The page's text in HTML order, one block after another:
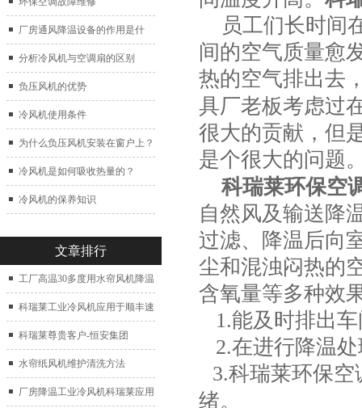
厂房通风降温设备的作用是什
么？
分析冷风机与空调扇的区别
负压风机的优势
冷风机使用条件
为什么负压风机安装在窗户上？
冷风机是如何吸收热量的？
冷风机的保养知识
文章排行
工厂高温30多度用水帘风机降温
科瑞莱工业冷风机应用于顺丰速
运仓库通风降温
科瑞莱尊贵客户-恒安集团
水帘纸风机维护清洗方法
厂房降温工业冷风机科瑞莱应用
员工们长时间
间的空气质量愈
热的空气排出去
具厂老板考虑过
很大的贡献，但
是个很大的问题
科瑞莱环保空
自然风及输送降
过滤、降温后向
尘和混浊闷热的
含氧量等多种效
1.能及时排出
2.在进行降温
3.科瑞莱环保
绪。